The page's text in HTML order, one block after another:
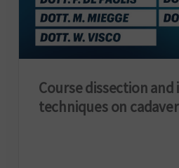
Course dissection
techniques on cadaver